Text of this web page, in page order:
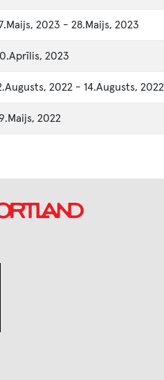
2023 - 28.Maijs, 2023
2023
2022 - 14.Augusts, 2022
2022